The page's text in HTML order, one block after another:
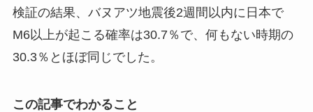
検証の結果、バヌアツ地震後2週間以内に日本で
M6以上が起こる確率は30.7％で、何もない時期の
30.3％とほぼ同じでした。
この記事でわかること